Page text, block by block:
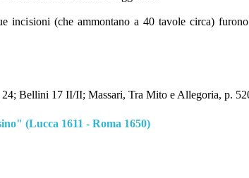
incisioni (che ammontano a 40 tavole circa)
Bellini 17 II/II; Massari, Tra Mito e Allegoria, p.
(Lucca 1611 - Roma 1650)